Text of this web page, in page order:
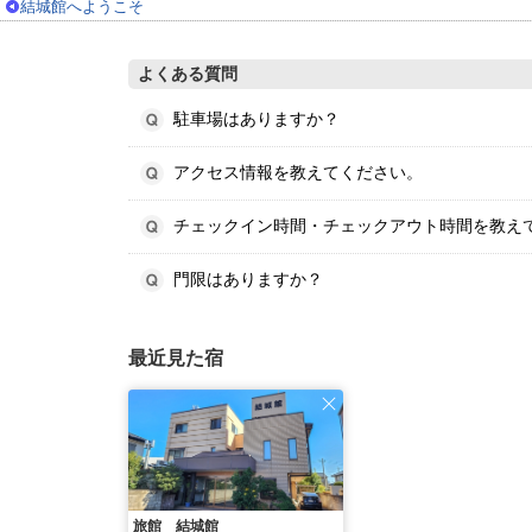
結城館へようこそ
よくある質問
駐車場はありますか？
アクセス情報を教えてください。
チェックイン時間・チェックアウト時間を教え
門限はありますか？
最近見た宿
旅館 結城館